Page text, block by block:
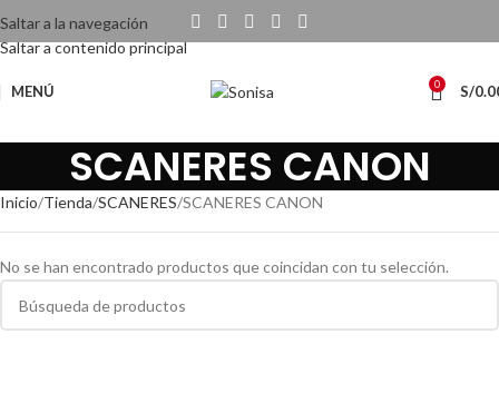
Saltar a la navegación
Saltar a contenido principal
MENÚ 0 S/
SCANERES CANON
Inicio Tienda SCANERES SCANERES CANON
No se han encontrado productos que coincidan con tu selección.